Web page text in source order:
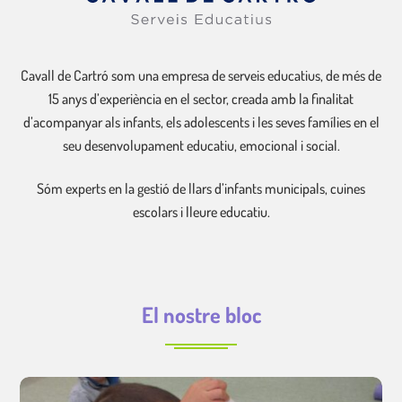
Cavall de Cartró som una empresa de serveis educatius, de més de
15 anys d’experiència en el sector, creada amb la finalitat
d’acompanyar als infants, els adolescents i les seves famílies en el
seu desenvolupament educatiu, emocional i social.
Sóm experts en la gestió de llars d’infants municipals, cuines
escolars i lleure educatiu.
El nostre bloc